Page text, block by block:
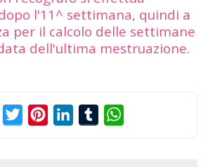
l'11^ settimana, quindi a
per il calcolo delle settimane
dell'ultima mestruazione.
FacebookTwitterPinterestLinkedInTumblr